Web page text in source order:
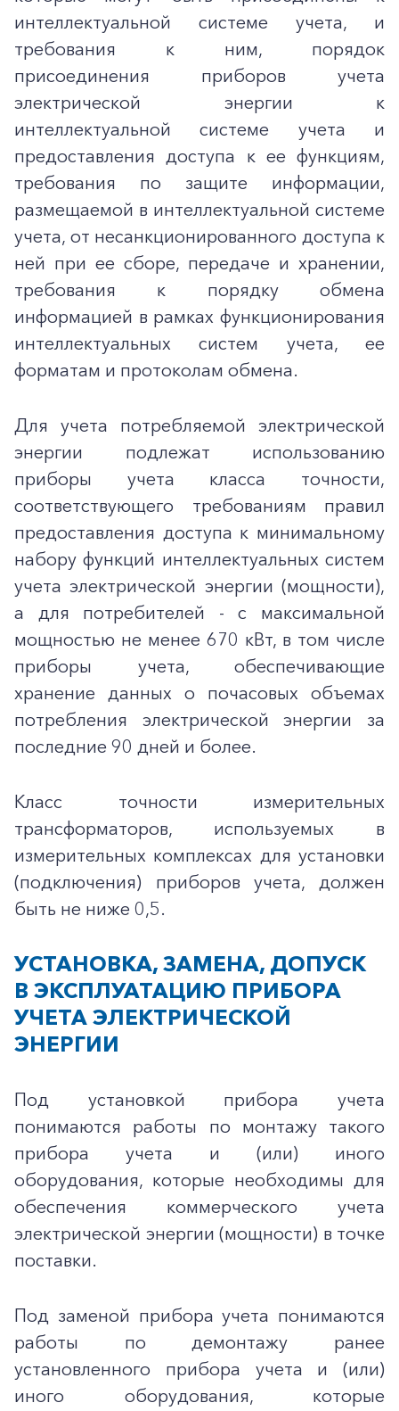
интеллектуальной системе учета, и
требования к ним, порядок
присоединения приборов учета
электрической энергии к
интеллектуальной системе учета и
предоставления доступа к ее функциям,
требования по защите информации,
размещаемой в интеллектуальной системе
учета, от несанкционированного доступа к
ней при ее сборе, передаче и хранении,
требования к порядку обмена
информацией в рамках функционирования
интеллектуальных систем учета, ее
форматам и протоколам обмена.
Для учета потребляемой электрической
энергии подлежат использованию
приборы учета класса точности,
соответствующего требованиям правил
предоставления доступа к минимальному
набору функций интеллектуальных систем
учета электрической энергии (мощности),
а для потребителей - с максимальной
мощностью не менее 670 кВт, в том числе
приборы учета, обеспечивающие
хранение данных о почасовых объемах
потребления электрической энергии за
последние 90 дней и более.
Класс точности измерительных
трансформаторов, используемых в
измерительных комплексах для установки
(подключения) приборов учета, должен
быть не ниже 0,5.
УСТАНОВКА, ЗАМЕНА, ДОПУСК
В ЭКСПЛУАТАЦИЮ ПРИБОРА
УЧЕТА ЭЛЕКТРИЧЕСКОЙ
ЭНЕРГИИ
Под установкой прибора учета
понимаются работы по монтажу такого
прибора учета и (или) иного
оборудования, которые необходимы для
обеспечения коммерческого учета
электрической энергии (мощности) в точке
поставки.
Под заменой прибора учета понимаются
работы по демонтажу ранее
установленного прибора учета и (или)
иного оборудования, которые